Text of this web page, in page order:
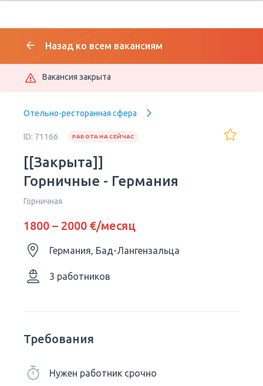
Назад ко всем вакансиям
Вакансия закрыта
Отельно-ресторанная сфера
ID: 71166 РАБОТА НА СЕЙЧАС
[[Закрыта]]
Горничные - Германия
Горничная
1800 – 2000 €/месяц
Германия, Бад-Лангензальца
3 работников
Требования
Нужен работник срочно